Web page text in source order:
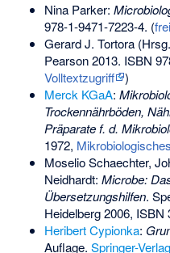
Nina Parker:
978-1-9471-7223-4. (
Gerard J. Tortora
Pearson 2013. ISBN
Volltextzugriff
)
Merck KGaA:
Trockennährböden,
Präparate f. d.
1972,
Moselio Schaechter,
Neidhardt: Microbe:
Übersetzungshilfen.
Heidelberg 2006, ISBN
Heribert Cypionka:
Auflage. Springer-Verlag